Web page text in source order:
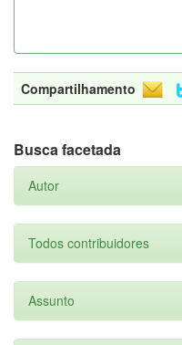
Compartilhamento
Busca facetada
Autor
Todos contribuidores
Assunto